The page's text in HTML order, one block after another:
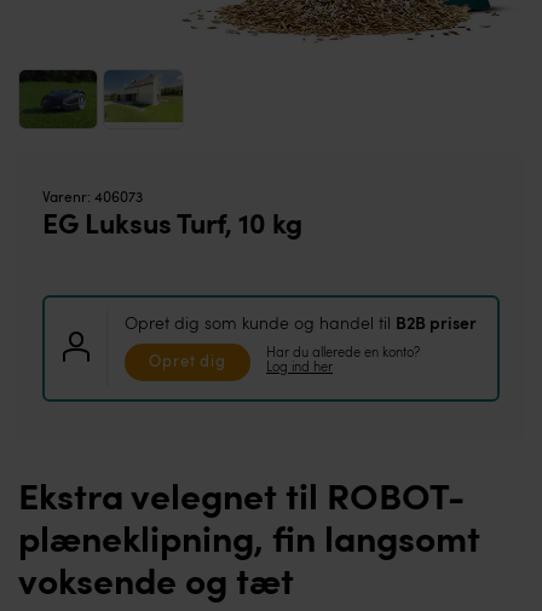
Varenr: 406073
EG Luksus Turf, 10 kg
Opret dig som kunde og handel til B2B priser
Opret dig
Har du allerede en konto?
Log ind her
Ekstra velegnet til ROBOT-
plæneklipning, fin langsomt
voksende og tæt